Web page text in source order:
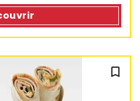
bookmark_outline